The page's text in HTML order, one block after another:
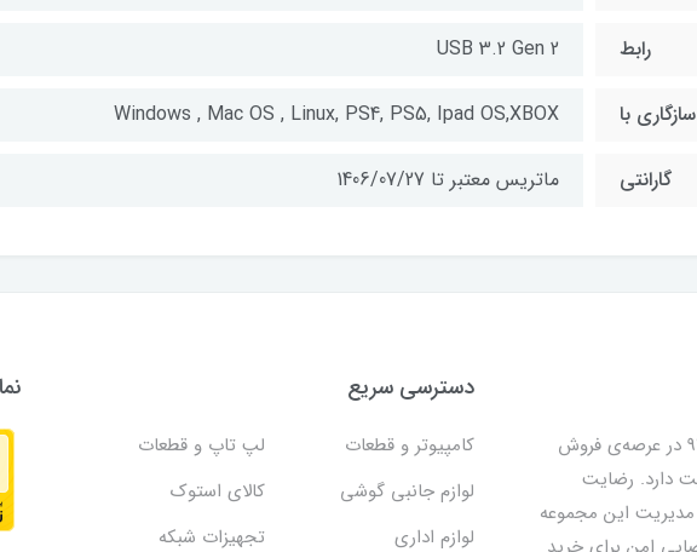
رابط USB 3.2 Gen 2
سازگاري با Windows , Mac OS , Linux, PS4, PS5, Ipad OS,XBOX
گارانتی ماتریس معتبر تا 1406/07/27
فروشگاه کوشا سیستم، از سال 97 در عرصه‌ی فروش
دارد. رضایت
این مجموعه
دسترسی سریع
کامپیوتر و قطعات
لپ تاپ و قطعات
لوازم جانبی گوشی
کالای استوک
لوازم اداری
تجهیزات شبکه